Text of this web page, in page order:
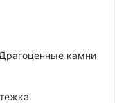
камни